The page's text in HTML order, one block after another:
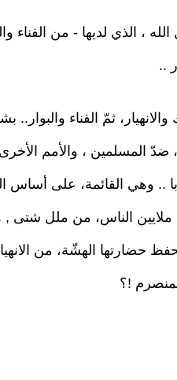
، الذي لديها - من
..
ثمّ الفناء
المسلمين ، والأمم
.. وهي القائمة، على أساس
ملايين الناس، من ملل شتى
حضارتها الهشّة، من
!؟